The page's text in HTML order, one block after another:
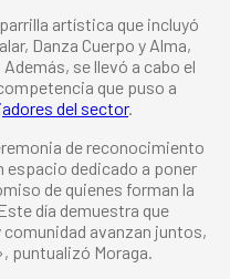
artística que incluyó
Danza Cuerpo y Alma,
se llevó a cabo el
que puso a
del sector.
de reconocimiento
espacio dedicado a poner
de quienes forman la
día demuestra que
avanzan juntos,
puntualizó Moraga.